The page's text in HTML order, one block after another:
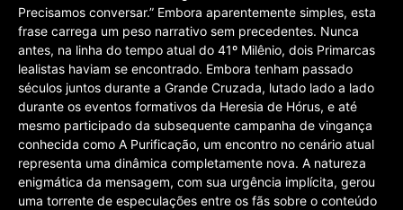
Precisamos conversar.” Embora aparentemente simples, esta
frase carrega um peso narrativo sem precedentes. Nunca
antes, na linha do tempo atual do 41º Milênio, dois Primarcas
lealistas haviam se encontrado. Embora tenham passado
séculos juntos durante a Grande Cruzada, lutado lado a lado
durante os eventos formativos da Heresia de Hórus, e até
mesmo participado da subsequente campanha de vingança
conhecida como A Purificação, um encontro no cenário atual
representa uma dinâmica completamente nova. A natureza
enigmática da mensagem, com sua urgência implícita, gerou
uma torrente de especulações entre os fãs sobre o conteúdo